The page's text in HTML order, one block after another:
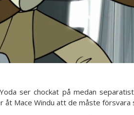
ser chockat på medan
åt Mace Windu att de måste försvara